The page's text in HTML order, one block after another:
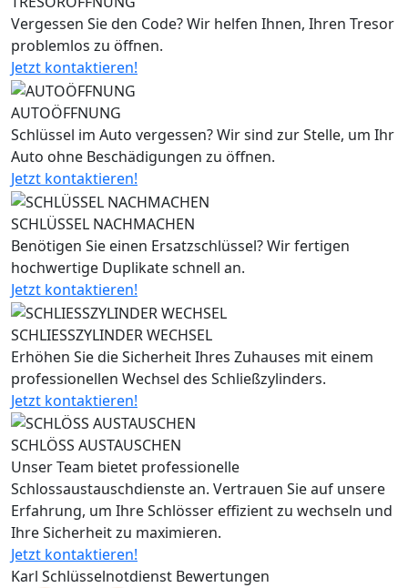
Vergessen Sie den Code? Wir helfen Ihnen, Ihren Tresor
problemlos zu öffnen.
Jetzt kontaktieren!
AUTOÖFFNUNG
Schlüssel im Auto vergessen? Wir sind zur Stelle, um Ihr
Auto ohne Beschädigungen zu öffnen.
Jetzt kontaktieren!
SCHLÜSSEL NACHMACHEN
Benötigen Sie einen Ersatzschlüssel? Wir fertigen
hochwertige Duplikate schnell an.
Jetzt kontaktieren!
SCHLIESSZYLINDER WECHSEL
Erhöhen Sie die Sicherheit Ihres Zuhauses mit einem
professionellen Wechsel des Schließzylinders.
Jetzt kontaktieren!
SCHLÖSS AUSTAUSCHEN
Unser Team bietet professionelle
Schlossaustauschdienste an. Vertrauen Sie auf unsere
Erfahrung, um Ihre Schlösser effizient zu wechseln und
Ihre Sicherheit zu maximieren.
Jetzt kontaktieren!
Karl Schlüsselnotdienst Bewertungen